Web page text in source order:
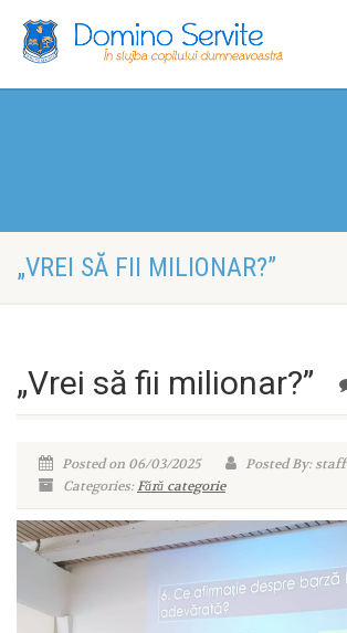
„VREI SĂ FII MILIONAR?”
„Vrei să fii milionar?”
Posted on 06/03/2025
Posted By: staff
Categories:Fără categorie